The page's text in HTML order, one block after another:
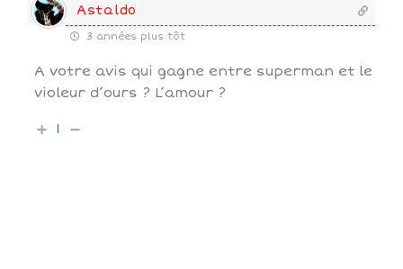
Astaldo
3 années plus tôt
A votre avis qui gagne entre superman et le
violeur d’ours ? L’amour ?
1